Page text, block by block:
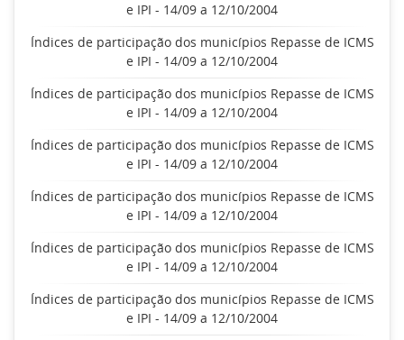
e IPI - 14/09 a 12/10/2004
Índices de participação dos municípios Repasse de ICMS
e IPI - 14/09 a 12/10/2004
Índices de participação dos municípios Repasse de ICMS
e IPI - 14/09 a 12/10/2004
Índices de participação dos municípios Repasse de ICMS
e IPI - 14/09 a 12/10/2004
Índices de participação dos municípios Repasse de ICMS
e IPI - 14/09 a 12/10/2004
Índices de participação dos municípios Repasse de ICMS
e IPI - 14/09 a 12/10/2004
Índices de participação dos municípios Repasse de ICMS
e IPI - 14/09 a 12/10/2004